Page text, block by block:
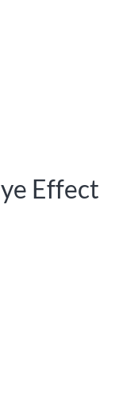
Effect